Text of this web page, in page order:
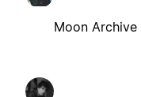
Moon Archive